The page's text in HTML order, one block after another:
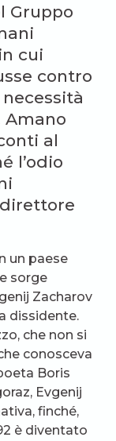
Gruppo
cui
contro
Amano
al
l’odio
un paese
sorge
Zacharov
dissidente.
che non si
conosceva
Boris
Evgenij
finché,
è diventato